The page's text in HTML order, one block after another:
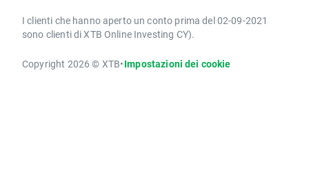
I clienti che hanno aperto un conto prima del 02-09-2021
sono clienti di XTB Online Investing CY).
Copyright 2026 © XTB•Impostazioni dei cookie